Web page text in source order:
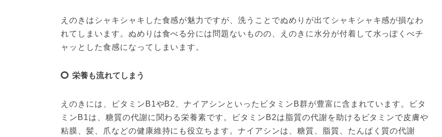
えのきはシャキシャキした食感が魅力ですが、洗うことでぬめりが出てシャキシャキ感が損なわ
れてしまいます。ぬめりは食べる分には問題ないものの、えのきに水分が付着して水っぽくべチ
ャッとした食感になってしまいます。
栄養も流れてしまう
えのきには、ビタミンB1やB2、ナイアシンといったビタミンB群が豊富に含まれています。ビタ
ミンB1は、糖質の代謝に関わる栄養素です。ビタミンB2は脂質の代謝を助けるビタミンで皮膚や
粘膜、髪、爪などの健康維持にも役立ちます。ナイアシンは、糖質、脂質、たんぱく質の代謝